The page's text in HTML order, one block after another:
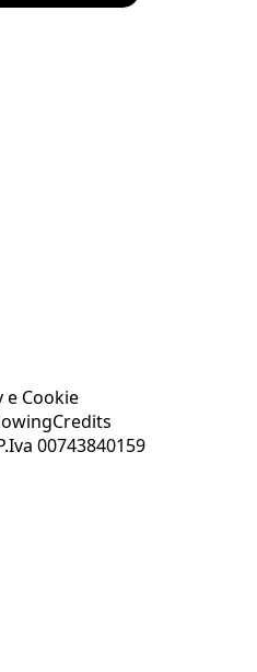
e Cookie
Credits
00743840159